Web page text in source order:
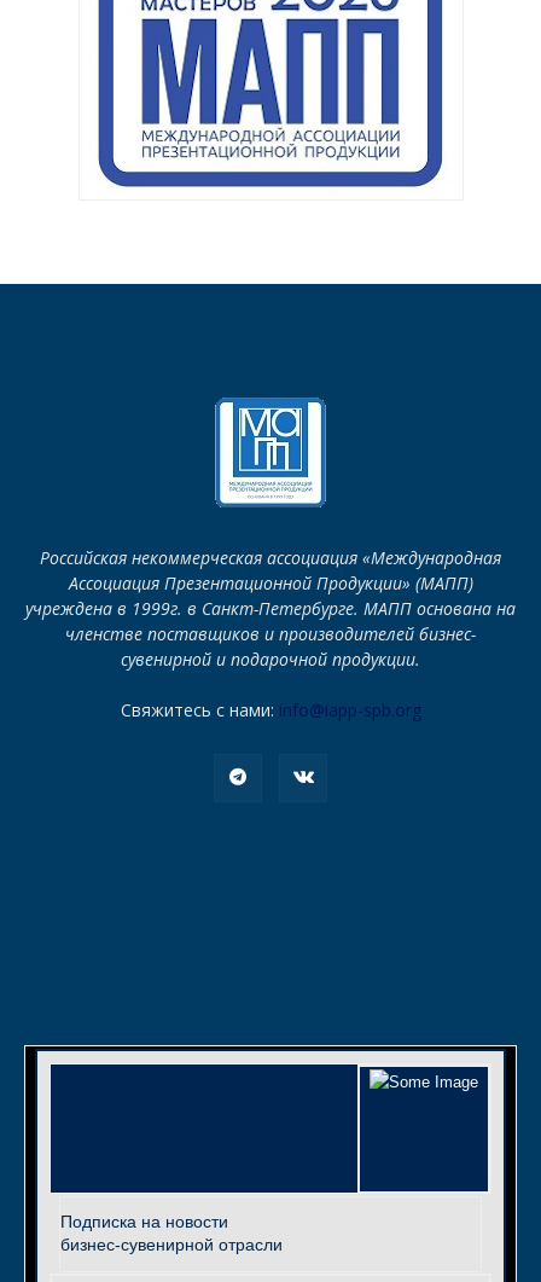
Российская некоммерческая ассоциация «Международная
Ассоциация Презентационной Продукции» (МАПП)
учреждена в 1999г. в Санкт-Петербурге. МАПП основана на
членстве поставщиков и производителей бизнес-
сувенирной и подарочной продукции.
Свяжитесь с нами: info@iapp-spb.org
Подписка на новости
бизнес-сувенирной отрасли